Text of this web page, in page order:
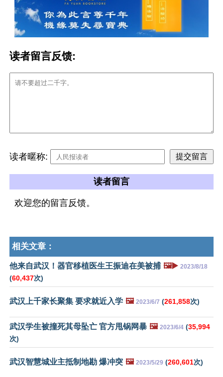
读者留言反馈:
读者暱称:
读者留言
欢迎您的留言反馈。
相关文章：
他来自武汉！器官移植医生王振迪在美被捕 🖼️▶️ 2023/8/18
(60,437次)
武汉上千家长聚集 要求就近入学 🖼️ 2023/6/7 (261,858次)
武汉学生被撞死其母坠亡 官方甩锅网暴 🖼️ 2023/6/4 (35,994
次)
武汉智慧城业主抵制地勘 爆冲突 🖼️ 2023/5/29 (260,601次)